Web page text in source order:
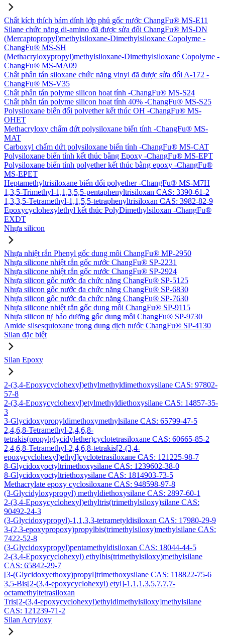
Chất kích thích bám dính lớp phủ gốc nước ChangFu® MS-E11
Silane chức năng di-amino đã được sửa đổi ChangFu® MS-DN
(Mercaptopropyl)methylsiloxane-Dimethylsiloxane Copolyme -
ChangFu® MS-SH
(Methacryloxypropyl)methylsiloxane-Dimethylsiloxane Copolyme -
ChangFu® MS-MA09
Chất phân tán siloxane chức năng vinyl đã được sửa đổi A-172 -
ChangFu® MS-V35
Chất phân tán polyme silicon hoạt tính -ChangFu® MS-S24
Chất phân tán polyme silicon hoạt tính 40% -ChangFu® MS-S25
Polysiloxane biến đổi polyether kết thúc OH -ChangFu® MS-
OHET
Methacryloxy chấm dứt polysiloxane biến tính -ChangFu® MS-
MAT
Carboxyl chấm dứt polysiloxane biến tính -ChangFu® MS-CAT
Polysiloxane biến tính kết thúc bằng Epoxy -ChangFu® MS-EPT
Polysiloxane biến tính polyether kết thúc bằng epoxy -ChangFu®
MS-EPET
Heptamethyltrisiloxane biến đổi polyether -ChangFu® MS-M7H
1,3,5-Trimethyl-1,1,3,5,5-pentaphenyltrisiloxan CAS: 3390-61-2
1,3,3,5-Tetramethyl-1,1,5,5-tetraphenyltrisiloxan CAS: 3982-82-9
Epoxycyclohexylethyl kết thúc PolyDimethylsiloxan -ChangFu®
EXDT
Nhựa silicon
Nhựa nhiệt rắn Phenyl gốc dung môi ChangFu® MP-2950
Nhựa silicone nhiệt rắn gốc nước ChangFu® SP-2231
Nhựa silicone nhiệt rắn gốc nước ChangFu® SP-2924
Nhựa silicon gốc nước đa chức năng ChangFu® SP-5125
Nhựa silicon gốc nước đa chức năng ChangFu® SP-6830
Nhựa silicon gốc nước đa chức năng ChangFu® SP-7630
Nhựa silicone nhiệt rắn gốc dung môi ChangFu® SP-9115
Nhựa silicon tự bảo dưỡng gốc dung môi ChangFu® SP-9730
Amide silsesquioxane trong dung dịch nước ChangFu® SP-4130
Silan đặc biệt
Silan Epoxy
2-(3,4-Epoxycyclohexyl)ethylmethyldimethoxysilane CAS: 97802-
57-8
2-(3,4-Epoxycyclohexyl)etylmethyldiethoxysilane CAS: 14857-35-
3
3-Glycidoxypropyldimethoxymethylsilane CAS: 65799-47-5
2,4,6,8-Tetramethyl-2,4,6,8-
tetrakis(propylglycidylether)cyclotetrasiloxane CAS: 60665-85-2
2,4,6,8-Tetramethyl-2,4,6,8-tetrakis[2-(3,4-
epoxycyclohexyl)ethyl]cyclotetrasiloxane CAS: 121225-98-7
8-Glycidoxyoctyltrimethoxysilane CAS: 1239602-38-0
8-Glycidoxyoctyltriethoxysilane CAS: 1814903-73-5
Methacrylate epoxy cyclosiloxane CAS: 948598-97-8
(3-Glycidyloxypropyl) methyldiethoxysilane CAS: 2897-60-1
2-(3,4-Epoxycyclohexyl)ethyltris(trimethylsiloxy)silane CAS:
90492-24-3
(3-Glycidoxypropyl)-1,1,3,3-tetrametyldisiloxan CAS: 17980-29-9
3-(2,3-epoxypropoxy)propylbis(trimethylsiloxy)methylsilane CAS:
7422-52-8
(3-Glycidoxypropyl)pentamethyldisiloxan CAS: 18044-44-5
2-(3,4-Epoxycyclohexyl) ethylbis(trimethylsiloxy)methylsilane
CAS: 65842-29-7
[3-(Glycidoxyethoxy)propyl]trimethoxysilane CAS: 118822-75-6
3,5-Bis[2-(3,4-epoxycyclohexyl) etyl]-1,1,1,3,5,7,7,7-
octamethyltetrasiloxan
Tris[2-(3,4-epoxycyclohexyl)ethyldimethylsiloxy]methylsilane
CAS: 121239-71-2
Silan Acryloxy